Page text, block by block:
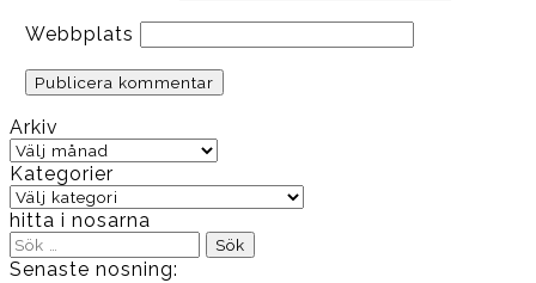
Webbplats
Arkiv
Arkiv
Kategorier
Kategorier
hitta i nosarna
Sök
efter:
Senaste nosning: